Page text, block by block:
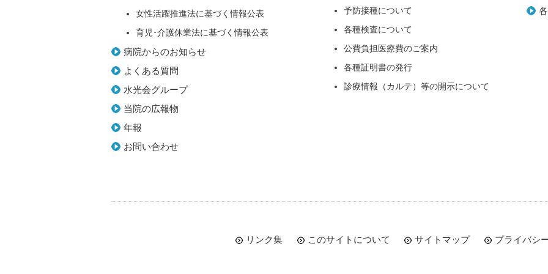
女性活躍推進法に基づく情報公表
育児･介護休業法に基づく情報公表
病院からのお知らせ
よくある質問
水光会グループ
当院の広報物
年報
お問い合わせ
予防接種について
各種検査について
公費負担医療費のご案内
各種証明書の発行
診療情報（カルテ）等の開示について
リンク集 このサイトについて サイトマップ プライバシ